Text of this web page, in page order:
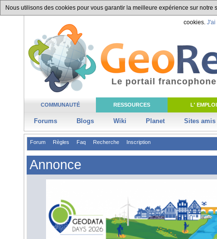
Nous utilisons des cookies pour vous garantir la meilleure expérience sur
cookies. J'ai
COMMUNAUTÉ RESSOURCES L' EMPLOI
Forums Blogs Wiki Planet Sites amis
Le portail
Forum Règles Faq Recherche Inscription
Annonce